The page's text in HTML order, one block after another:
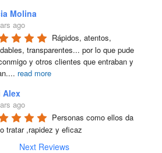
Molina
ago
Rápidos, atentos,
transparentes... por lo que pude
y otros clientes que entraban y
... read more
Alex
ago
Personas como ellos da
tratar ,rapidez y eficaz
Next Reviews